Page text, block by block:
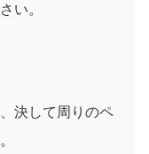
い。
決して周りのペ